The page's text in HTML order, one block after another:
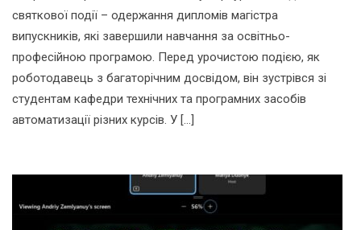
святкової події – одержання дипломів магістра
випускників, які завершили навчання за освітньо-
професійною програмою. Перед урочистою подією, як
роботодавець з багаторічним досвідом, він зустрівся зі
студентам кафедри технічних та програмних засобів
автоматизації різних курсів. У […]